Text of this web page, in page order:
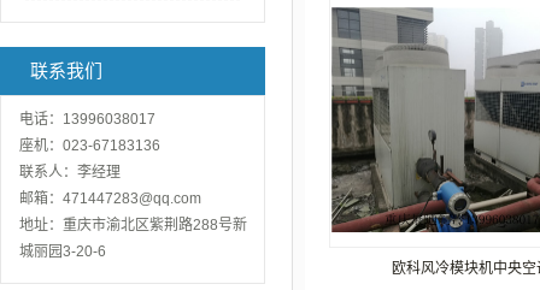
联系我们
电话：13996038017
座机：023-67183136
联系人：李经理
邮箱：471447283@qq.com
地址：重庆市渝北区紫荆路288号新
城丽园3-20-6
欧科风冷模块机中央空